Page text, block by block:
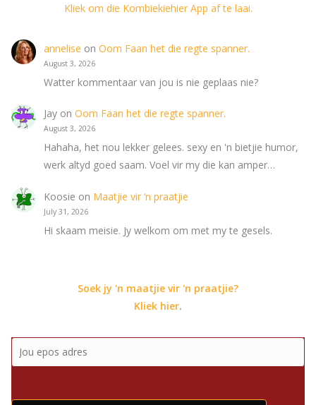
Kliek om die Kombiekiehier App af te laai.
annelise on Oom Faan het die regte spanner.
August 3, 2026
Watter kommentaar van jou is nie geplaas nie?
Jayon Oom Faan het die regte spanner.
August 3, 2026
Hahaha, het nou lekker gelees. sexy en 'n bietjie humor,
werk altyd goed saam. Voel vir my die kan amper…
Koosie on Maatjie vir ‘n praatjie
July 31, 2026
Hi skaam meisie. Jy welkom om met my te gesels.
Soek jy 'n maatjie vir 'n praatjie?
Kliek hier.